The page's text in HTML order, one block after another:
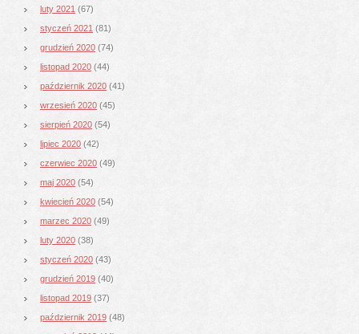
luty 2021 (67)
styczeń 2021 (81)
grudzień 2020 (74)
listopad 2020 (44)
październik 2020 (41)
wrzesień 2020 (45)
sierpień 2020 (54)
lipiec 2020 (42)
czerwiec 2020 (49)
maj 2020 (54)
kwiecień 2020 (54)
marzec 2020 (49)
luty 2020 (38)
styczeń 2020 (43)
grudzień 2019 (40)
listopad 2019 (37)
październik 2019 (48)